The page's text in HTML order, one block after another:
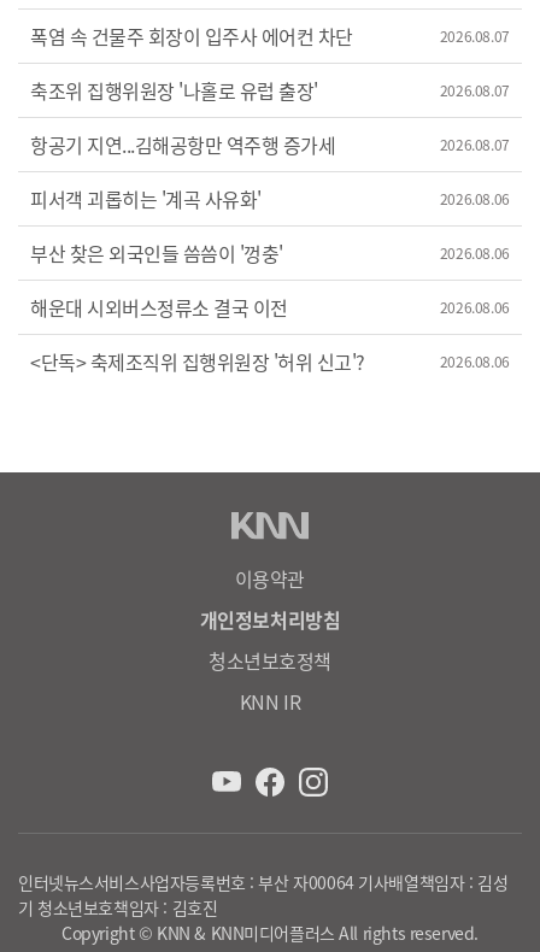
폭염 속 건물주 회장이 입주사 에어컨 차단 2026.08.07
축조위 집행위원장 '나홀로 유럽 출장' 2026.08.07
항공기 지연...김해공항만 역주행 증가세 2026.08.07
피서객 괴롭히는 '계곡 사유화' 2026.08.06
부산 찾은 외국인들 씀씀이 '껑충' 2026.08.06
해운대 시외버스정류소 결국 이전 2026.08.06
<단독> 축제조직위 집행위원장 '허위 신고'? 2026.08.06
이용약관
개인정보처리방침
청소년보호정책
KNN IR
인터넷뉴스서비스사업자등록번호 : 부산 자00064 기사배열책임자 : 김성
기 청소년보호책임자 : 김호진
Copyright © KNN & KNN미디어플러스 All rights reserved.